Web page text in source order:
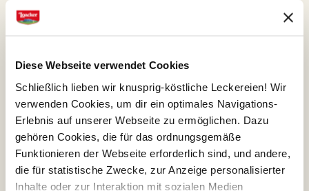
Diese Webseite verwendet Cookies
Schließlich lieben wir knusprig-köstliche Leckereien! Wir
verwenden Cookies, um dir ein optimales Navigations-
Erlebnis auf unserer Webseite zu ermöglichen. Dazu
gehören Cookies, die für das ordnungsgemäße
Funktionieren der Webseite erforderlich sind, und andere,
die für statistische Zwecke, zur Anzeige personalisierter
Inhalte oder zur Interaktion mit sozialen Medien
und respektvoller Veredler
des Originalrezepts.
MILCHSCHOKOLADE
Milchschokolade, die mit
ihrem hellen haselnussbraun,
unnachahmliche Aromen von